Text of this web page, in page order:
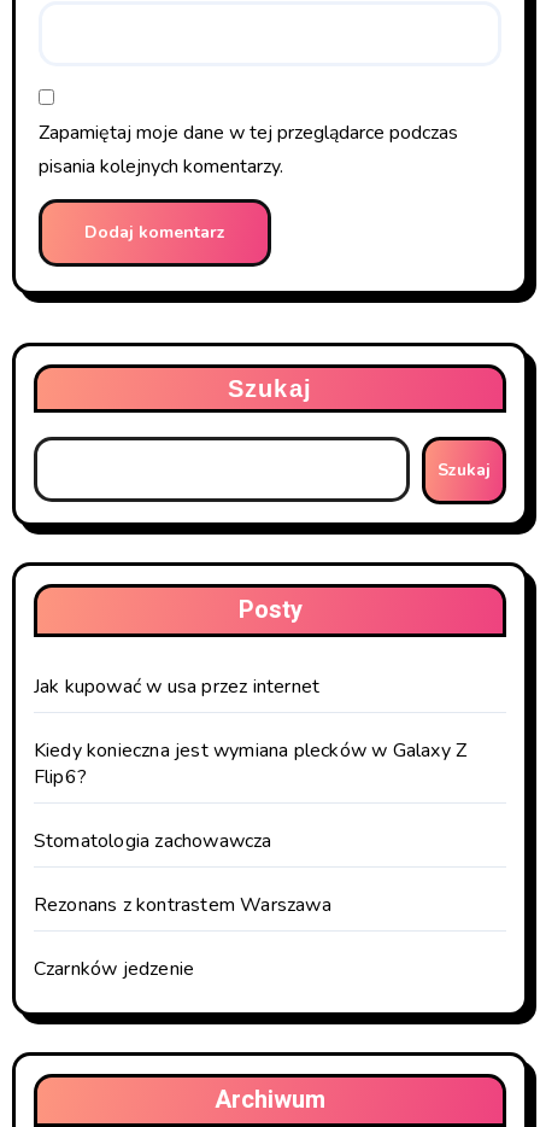
Zapamiętaj moje dane w tej przeglądarce podczas
pisania kolejnych komentarzy.
Szukaj
Szukaj
Posty
Jak kupować w usa przez internet
Kiedy konieczna jest wymiana plecków w Galaxy Z
Flip6?
Stomatologia zachowawcza
Rezonans z kontrastem Warszawa
Czarnków jedzenie
Archiwum